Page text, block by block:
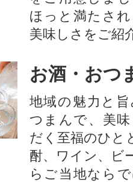
ほっと満たさ
美味しさをご紹
お酒・おつ
地域の魅力と
つまんで、美
だく至福のひと
酎、ワイン、ビ
らご当地なら